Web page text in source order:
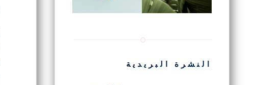
النشرة البريدية